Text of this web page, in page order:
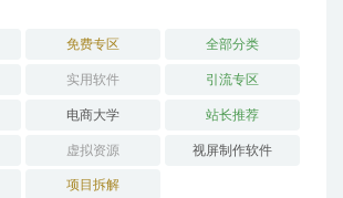
免费专区 全部分类
实用软件 引流专区
电商大学 站长推荐
虚拟资源 视屏制作软件
项目拆解